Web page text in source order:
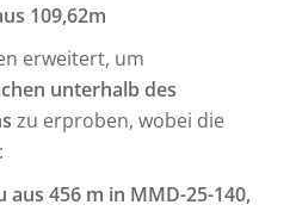
109,62m
erweitert, um
unterhalb des
zu erproben, wobei die
aus 456 m in MMD-25-140,